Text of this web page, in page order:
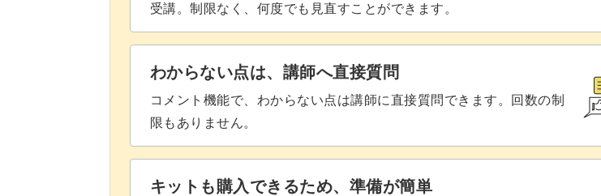
受講。制限なく、何度でも見直すことができます。
わからない点は、講師へ直接質問
コメント機能で、わからない点は講師に直接質問できます。回数の制
限もありません。
キットも購入できるため、準備が簡単